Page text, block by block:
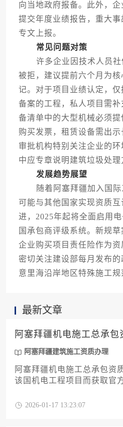
向当地政府报备。此外，
提交年度业绩报告，重大
专文上报。
常见问题对策
许多企业因技术人员社
被拒，建议提前六个月为
记。对于项目业绩认定，
备案的工程，私人项目需
备清单中的大型机械必须
购买发票，租赁设备需出
审批机构特别关注企业的
中应专章说明建筑垃圾处理
发展趋势展望
随着阿塞拜疆加入国际
可能与其他国家实现资质
进，2025年起将全面启用
国承包商评级系统。新规
企业购买项目责任险作为
密切关注建设部每月发布
意里海沿岸地区特殊施工规
最新文章
阿塞拜疆机电施工总承
阿塞拜疆建筑施工资质办理
阿塞拜疆机电施工总承包资
该国机电工程项目而获取官
服务，帮助企业高效完成资
2026-01-17 13:23:07